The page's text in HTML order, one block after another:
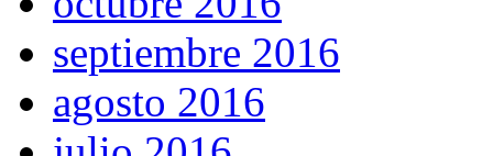
septiembre 2016
agosto 2016